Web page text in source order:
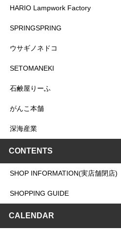
HARIO Lampwork Factory
SPRINGSPRING
ウサギノネドコ
SETOMANEKI
石鹸屋りーふ
がんこ本舗
深海産業
CONTENTS
SHOP INFORMATION(実店舗閉店)
SHOPPING GUIDE
CALENDAR